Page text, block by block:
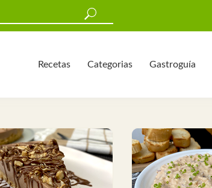
Recetas Categorias Gastroguía